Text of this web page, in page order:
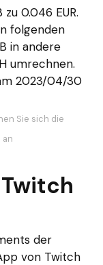
0.046 EUR.
folgenden
in andere
umrechnen.
2023/04/30
Sie sich die
der
von Twitch